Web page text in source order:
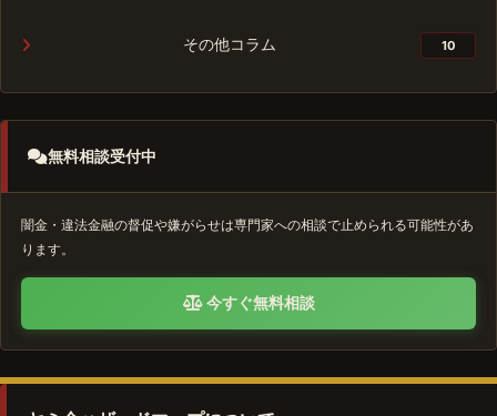
その他コラム 10
無料相談受付中
闇金・違法金融の督促や嫌がらせは専門家への相談で止められる可能性があ
ります。
今すぐ無料相談